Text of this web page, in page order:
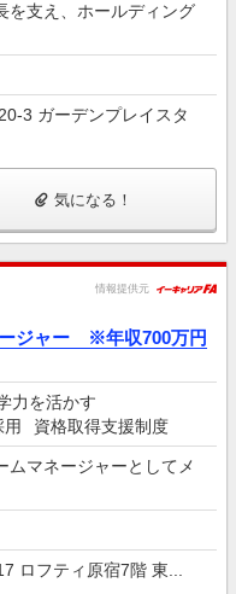
を支え、ホールディング
3 ガーデンプレイスタ
気になる！
情報提供元
ージャー ※年収700万円
力を活かす
資格取得支援制度
ムマネージャーとしてメ
ロフティ原宿7階 東...